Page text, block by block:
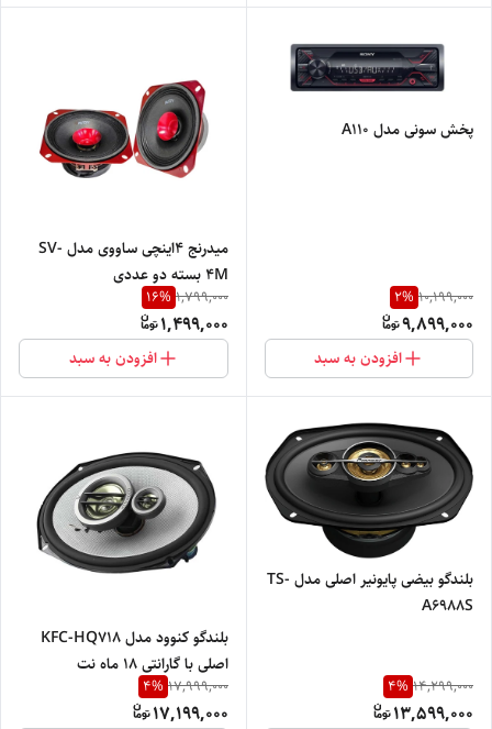
پخش سونی مدل A110
10,199,000
2%
9,899,000
افزودن به سبد
میدرنج 4اینچی ساووی مدل SV-
4M بسته دو عددی
1,799,000
16%
1,499,000
افزودن به سبد
بلندگو بیضی پایونیر اصلی مدل TS-
A6988S
14,299,000
4%
13,599,000
بلندگو کنوود مدل KFC-HQ718
اصلی با گارانتی 18 ماه نت
الکترونیک
17,999,000
4%
17,199,000